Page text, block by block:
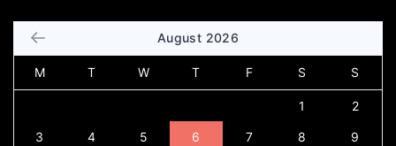
August 2026
M T W T F S S
1 2
3 4 5 6 7 8 9